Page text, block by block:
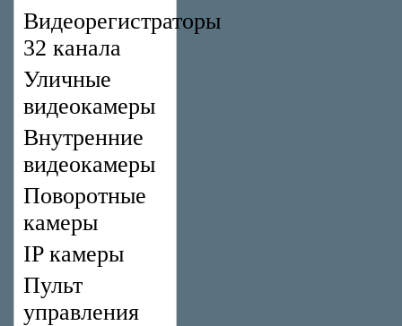
Видеорегистраторы
32 канала
Уличные
видеокамеры
Внутренние
видеокамеры
Поворотные
камеры
IP камеры
Пульт
управления